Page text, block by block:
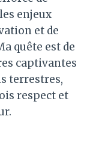
enjeux
et de
quête est de
captivantes
terrestres,
respect et